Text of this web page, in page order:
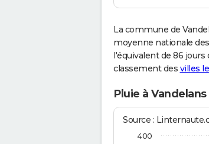
La commune de
moyenne nationale des
l'équivalent de 86 jours
classement des villes
Pluie à
Source :
400